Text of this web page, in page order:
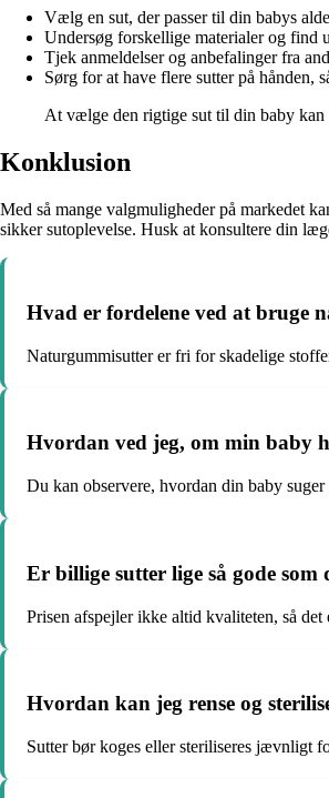
Vælg en sut, der passer til din babys
Undersøg forskellige materialer og find
Tjek anmeldelser og anbefalinger fra
Sørg for at have flere sutter på hånden,
At vælge den rigtige sut til din baby kan
Konklusion
Med så mange valgmuligheder på markedet
sikker sutoplevelse. Husk at konsultere din
Hvad er fordelene ved at bruge
Naturgummisutter er fri for skadelige
Hvordan ved jeg, om min baby
Du kan observere, hvordan din baby
Er billige sutter lige så gode
Prisen afspejler ikke altid kvaliteten, så
Hvordan kan jeg rense og
Sutter bør koges eller steriliseres jævnligt